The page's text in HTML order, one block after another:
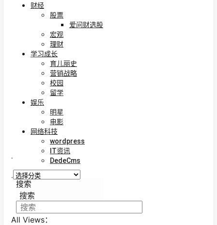
财经
股票
爱问财选股
宏观
理财
学习成长
育儿丽史
营销战略
校园
留学
娱乐
明星
电影
网络科技
wordpress
IT资讯
DedeCms
.
.
搜索
搜索
All Views：